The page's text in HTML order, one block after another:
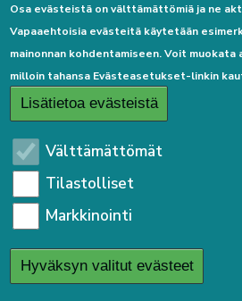
Linkkejä
Etusivulle
Kirjaudu sisään
Saavutettavuusseloste
Sivukartta
Tietosuojaseloste
Osa evästeistä on välttämättömiä ja ne
Vapaaehtoisia evästeitä käytetään
mainonnan kohdentamiseen. Voit muokata
milloin tahansa Evästeasetukset-linkin
Lisätietoa evästeistä
Välttämättömät
Tilastolliset
Markkinointi
Hyväksyn valitut evästeet